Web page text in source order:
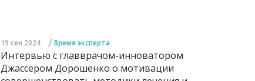
19 сен 2024 / Время эксперта
Интервью с главврачом-инноватором
Джассером Дорошенко о мотивации